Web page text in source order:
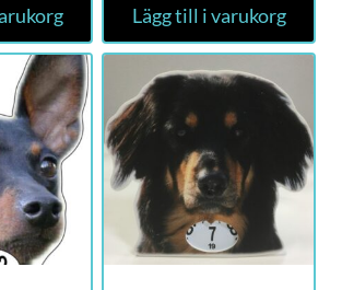
Lägg till i varukorg